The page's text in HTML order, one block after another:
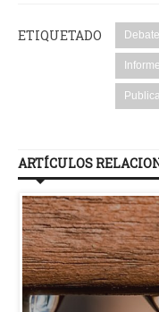
ETIQUETADO
ARTÍCULOS